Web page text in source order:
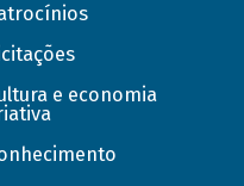
e economia